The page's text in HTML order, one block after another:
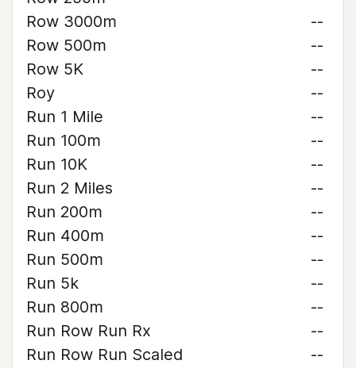
Row 3000m
--
Row 500m
--
Row 5K
--
Roy
--
Run 1 Mile
--
Run 100m
--
Run 10K
--
Run 2 Miles
--
Run 200m
--
Run 400m
--
Run 500m
--
Run 5k
--
Run 800m
--
Run Row Run Rx
--
Run Row Run Scaled
--